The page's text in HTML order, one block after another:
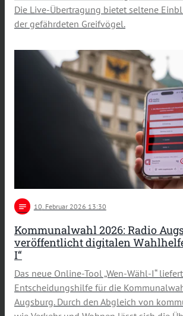
Die Live-Übertragung bietet seltene
der gefährdeten Greifvögel.
notes 10 . Februar 2026 13:30
Kommunalwahl 2026: Radio
veröffentlicht digitalen
I“
Das neue Online-Tool „Wen-Wähl-I“
Entscheidungshilfe für die
Augsburg. Durch den Abgleich von